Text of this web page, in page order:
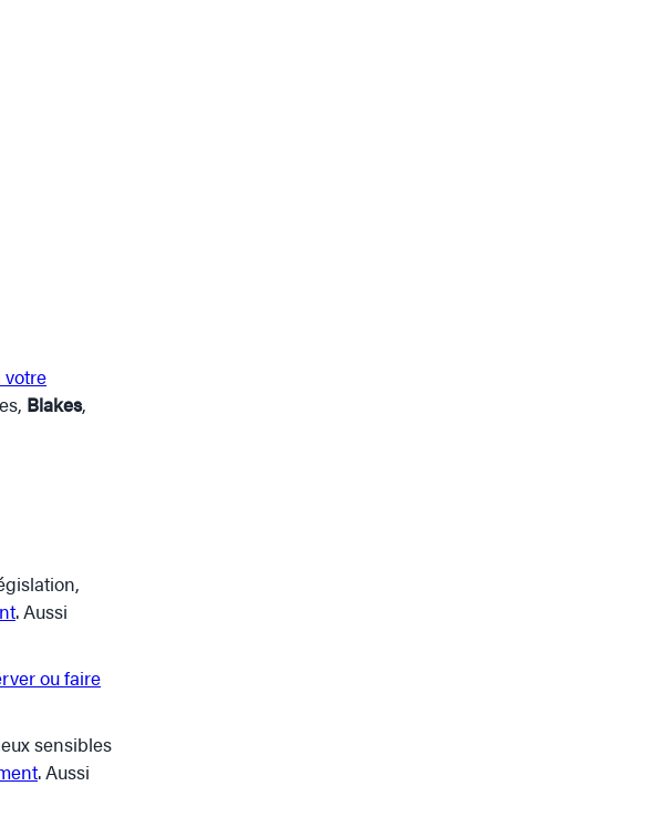
votre
Blakes,
. Aussi
ou faire
sensibles
. Aussi